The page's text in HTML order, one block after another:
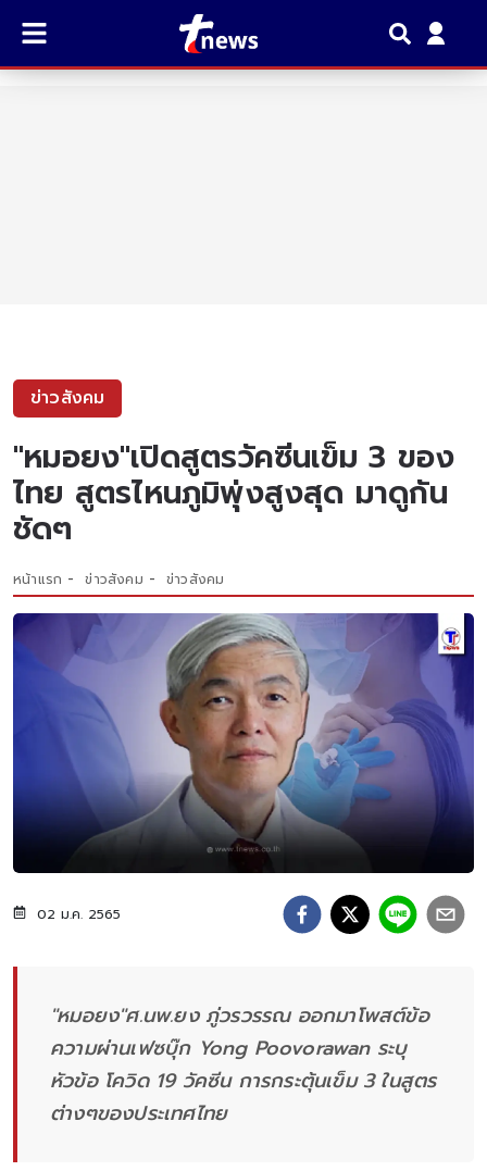
ข่าวสังคม
"หมอยง"เปิดสูตรวัคซีนเข็ม 3 ของ
ไทย สูตรไหนภูมิพุ่งสูงสุด มาดูกัน
ชัดๆ
หน้าแรก ข่าวสังคม ข่าวสังคม
02 ม.ค. 2565
"หมอยง"ศ.นพ.ยง ภู่วรวรรณ ออกมาโพสต์ข้อ
ความผ่านเฟซบุ๊ก Yong Poovorawan ระบุ
หัวข้อ โควิด 19 วัคซีน การกระตุ้นเข็ม 3 ในสูตร
ต่างๆของประเทศไทย